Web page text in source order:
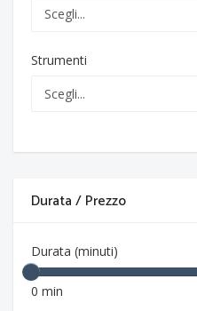
Strumenti
Durata / Prezzo
Durata (minuti)
0 min